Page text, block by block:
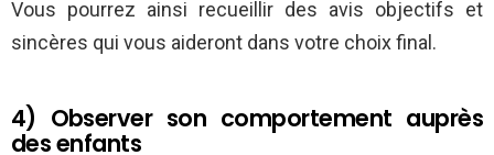
Vous pourrez ainsi recueillir des avis objectifs et
sincères qui vous aideront dans votre choix final.
4) Observer son comportement auprès
des enfants